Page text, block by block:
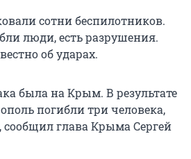
сотни беспилотников.
люди, есть разрушения.
об ударах.
была на Крым. В результате
погибли три человека,
сообщил глава Крыма Сергей